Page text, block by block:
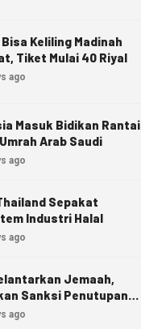
Keliling Madinah
Tiket Mulai 40 Riyal
ago
Masuk Bidikan Rantai
Arab Saudi
ago
Sepakat
Industri Halal
ago
Jemaah,
Sanksi Penutupan
ago